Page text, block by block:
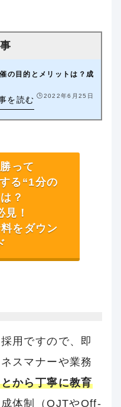
の目的とメリットは？成
🕒️2022年6月25日
って
る“1分の
？
！
をダウン
用ですので、即
スマナーや業務
から丁寧に教育
体制（OJTやOff-